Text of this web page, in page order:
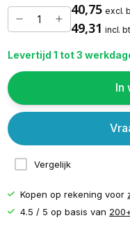
40,75 excl.
49,31 incl.
Levertijd 1 tot 3
In
Vergelijk
Kopen op rekening voor
4.5 / 5 op basis van